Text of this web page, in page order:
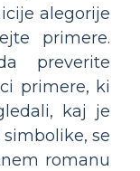
alegorije
primere.
preverite
primere, ki
kaj je
se
romanu